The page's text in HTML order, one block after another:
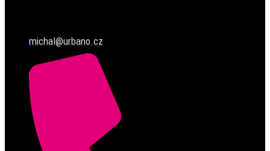
michal@urbano.cz